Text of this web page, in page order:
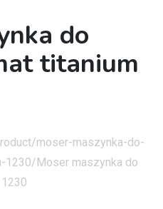
do
titanium
moser-maszynka-do-
1230/Moser maszynka do